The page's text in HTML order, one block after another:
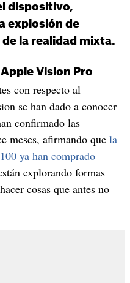
dispositivo,
explosión de
la realidad mixta.
Vision Pro
con respecto al
se han dado a conocer
confirmado las
meses, afirmando que la
ya han comprado
explorando formas
cosas que antes no